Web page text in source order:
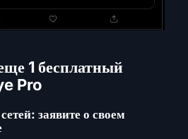
1 бесплатный
Pro
заявите о своем